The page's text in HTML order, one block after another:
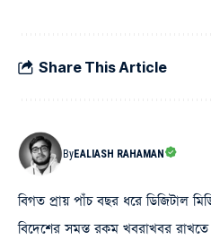
Share This Article
ByEALIASH RAHAMAN
বিগত প্রায় পাঁচ বছর ধরে ডিজিটাল
বিদেশের সমস্ত রকম খবরাখবর